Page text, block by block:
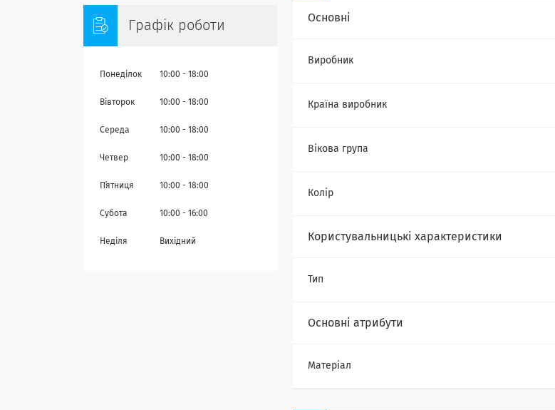
Основні
Виробник
Країна виробник
Вікова група
Колір
Користувальницькі характеристики
Тип
Основні атрибути
Матеріал
Графік роботи
Понеділок 10:00 18:00
Вівторок 10:00 18:00
Середа 10:00 18:00
Четвер 10:00 18:00
Пʼятниця 10:00 18:00
Субота 10:00 16:00
Неділя Вихідний